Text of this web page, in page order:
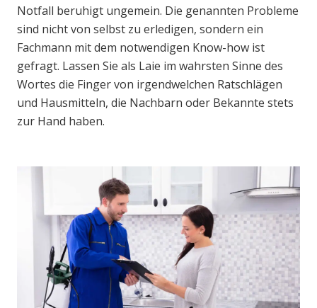
Notfall beruhigt ungemein. Die genannten Probleme
sind nicht von selbst zu erledigen, sondern ein
Fachmann mit dem notwendigen Know-how ist
gefragt. Lassen Sie als Laie im wahrsten Sinne des
Wortes die Finger von irgendwelchen Ratschlägen
und Hausmitteln, die Nachbarn oder Bekannte stets
zur Hand haben.